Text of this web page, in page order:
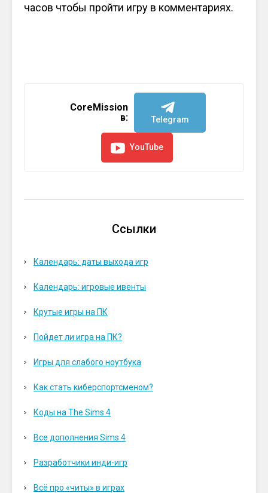
часов чтобы пройти игру в комментариях.
CoreMission
в:
Telegram
YouTube
Ссылки
Календарь: даты выхода игр
Календарь: игровые ивенты
Крутые игры на ПК
Пойдет ли игра на ПК?
Игры для слабого ноутбука
Как стать киберспортсменом?
Коды на The Sims 4
Все дополнения Sims 4
Разработчики инди-игр
Всё про «читы» в играх